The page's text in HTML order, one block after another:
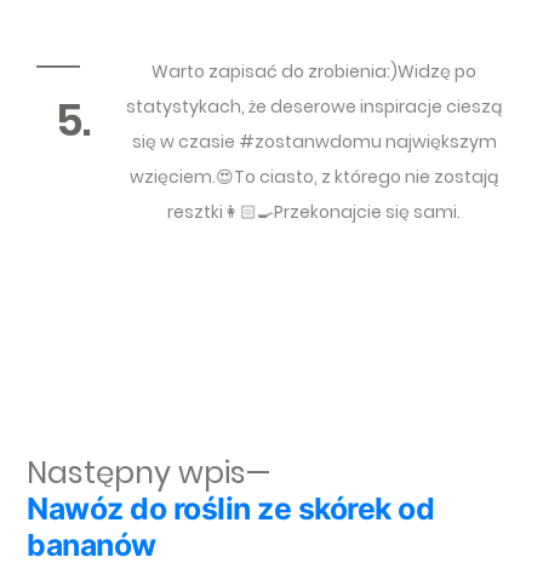
5.
Warto zapisać do zrobienia:)Widzę po
statystykach, że deserowe inspiracje cieszą
się w czasie #zostanwdomu największym
wzięciem.😍To ciasto, z którego nie zostają
resztki👩🏻‍🍳Przekonajcie się sami.
Nawigacja wpisu
Następny wpis
Nawóz do roślin ze skórek od
bananów